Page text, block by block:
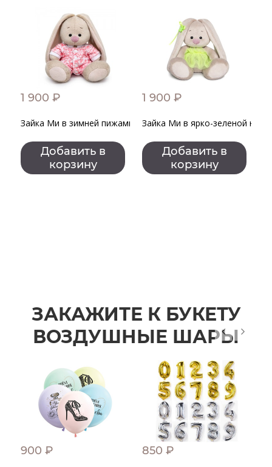
1 900 ₽
Зайка Ми в зимней пижамке
Добавить в
корзину
1 900 ₽
Зайка Ми в ярко-зеленой
Добавить в
корзину
ЗАКАЖИТЕ К БУКЕТУ
ВОЗДУШНЫЕ ШАРЫ
900 ₽ 850 ₽